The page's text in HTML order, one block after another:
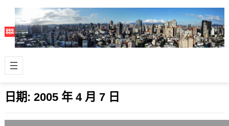
日期: 2005 年 4 月 7 日